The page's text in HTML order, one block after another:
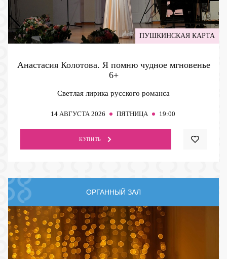
ПУШКИНСКАЯ КАРТА
Анастасия Колотова. Я помню чудное мгновенье
6+
Светлая лирика русского романса
14 АВГУСТА 2026 ПЯТНИЦА 19:00
КУПИТЬ
ОРГАННЫЙ ЗАЛ